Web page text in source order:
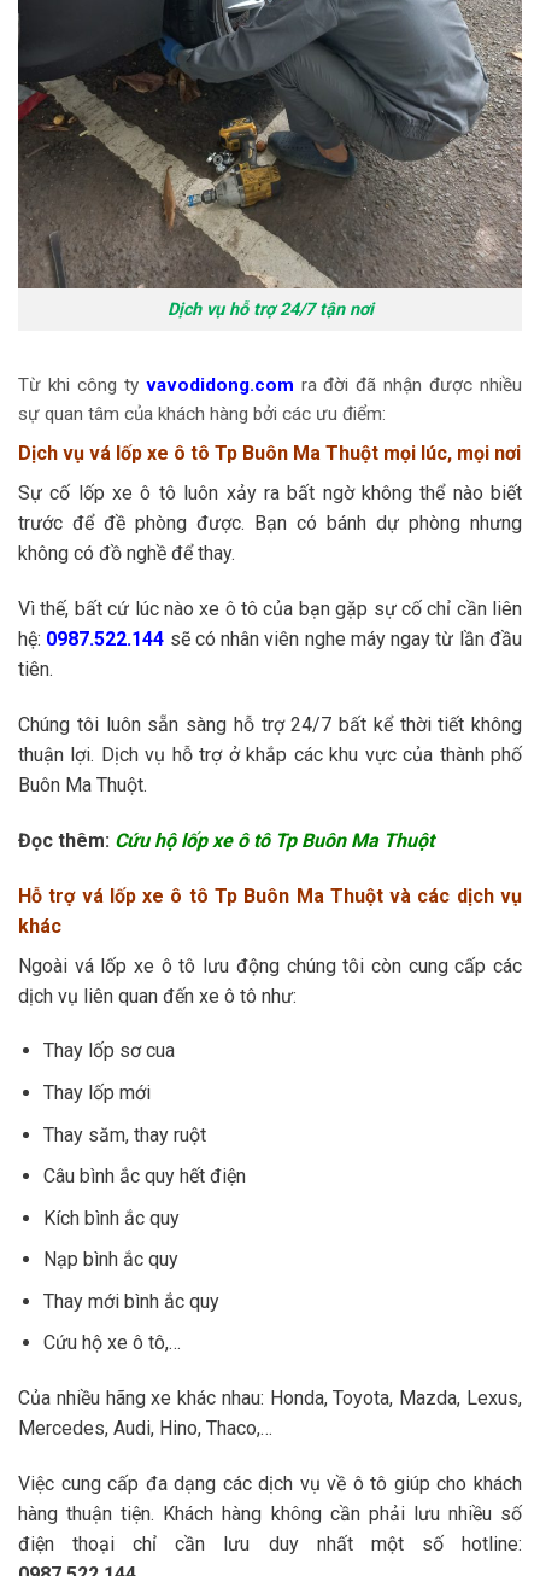
Dịch vụ hỗ trợ 24/7 tận nơi
Từ khi công ty vavodidong.com ra đời đã nhận được nhiều
sự quan tâm của khách hàng bởi các ưu điểm:
Dịch vụ vá lốp xe ô tô Tp Buôn Ma Thuột mọi lúc, mọi nơi
Sự cố lốp xe ô tô luôn xảy ra bất ngờ không thể nào biết
trước để đề phòng được. Bạn có bánh dự phòng nhưng
không có đồ nghề để thay.
Vì thế, bất cứ lúc nào xe ô tô của bạn gặp sự cố chỉ cần liên
hệ: 0987.522.144 sẽ có nhân viên nghe máy ngay từ lần đầu
tiên.
Chúng tôi luôn sẵn sàng hỗ trợ 24/7 bất kể thời tiết không
thuận lợi. Dịch vụ hỗ trợ ở khắp các khu vực của thành phố
Buôn Ma Thuột.
Đọc thêm: Cứu hộ lốp xe ô tô Tp Buôn Ma Thuột
Hỗ trợ vá lốp xe ô tô Tp Buôn Ma Thuột và các dịch vụ
khác
Ngoài vá lốp xe ô tô lưu động chúng tôi còn cung cấp các
dịch vụ liên quan đến xe ô tô như:
Thay lốp sơ cua
Thay lốp mới
Thay săm, thay ruột
Câu bình ắc quy hết điện
Kích bình ắc quy
Nạp bình ắc quy
Thay mới bình ắc quy
Cứu hộ xe ô tô,…
Của nhiều hãng xe khác nhau: Honda, Toyota, Mazda, Lexus,
Mercedes, Audi, Hino, Thaco,…
Việc cung cấp đa dạng các dịch vụ về ô tô giúp cho khách
hàng thuận tiện. Khách hàng không cần phải lưu nhiều số
điện thoại chỉ cần lưu duy nhất một số hotline: